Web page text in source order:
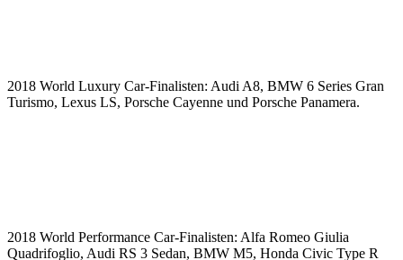
2018 World Luxury Car-Finalisten: Audi A8, BMW 6 Series Gran
Turismo, Lexus LS, Porsche Cayenne und Porsche Panamera.
2018 World Performance Car-Finalisten: Alfa Romeo Giulia
Quadrifoglio, Audi RS 3 Sedan, BMW M5, Honda Civic Type R